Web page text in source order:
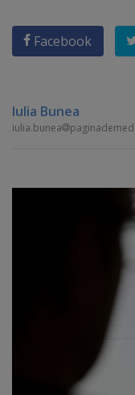
Facebook
Iulia Bunea
iulia.bunea